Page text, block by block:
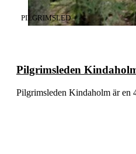
Pilgrimsleden
KATEGORI:
PILGRIMSLED
Pilgrimsleden Kindaholm är